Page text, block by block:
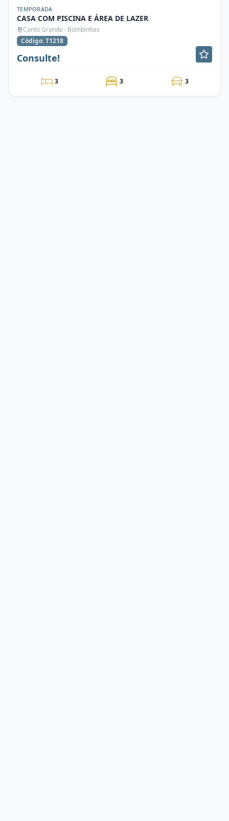
TEMPORADA
CASA COM PISCINA E ÁREA DE LAZER
Canto Grande · Bombinhas
Código: T1218
Consulte!
3 3 3